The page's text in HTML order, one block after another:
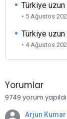
Türkiye
• 5 Ağustos
Türkiye
• 4 Ağustos
Yorumlar
9749 yorum yapıldı
Arjun